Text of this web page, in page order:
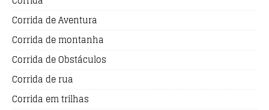
Corrida de Aventura
Corrida de montanha
Corrida de Obstáculos
Corrida de rua
Corrida em trilhas